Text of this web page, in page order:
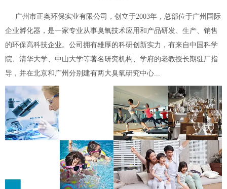
广州市正奥环保实业有限公司，创立于2003年，总部位于广州国际
企业孵化器，是一家专业从事臭氧技术应用和产品研发、生产、销售
的环保高科技企业。公司拥有雄厚的科研创新实力，有来自中国科学
院、清华大学、中山大学等著名研究机构、学府的老教授长期驻厂指
导，并在北京和广州分别建有两大臭氧研究中心...